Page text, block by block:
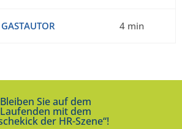
GASTAUTOR 4 min
Bleiben Sie auf dem
Laufenden mit dem
der HR-Szene“!